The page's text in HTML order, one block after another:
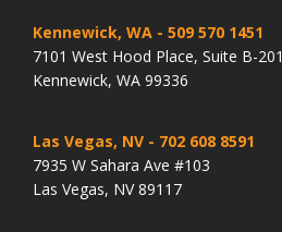
Kennewick, WA - 509 570 1451
7101 West Hood Place, Suite B-201
Kennewick, WA 99336
Las Vegas, NV - 702 608 8591
7935 W Sahara Ave #103
Las Vegas, NV 89117